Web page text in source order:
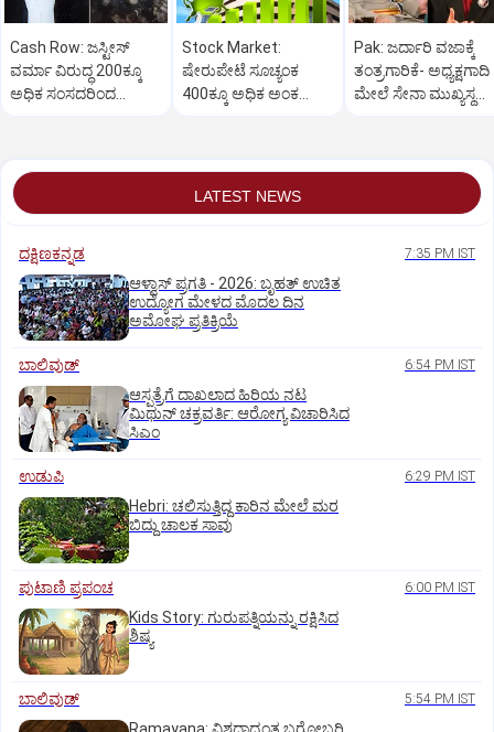
Cash Row: ಜಸ್ಟೀಸ್‌
ವರ್ಮಾ ವಿರುದ್ಧ 200ಕ್ಕೂ
ಅಧಿಕ ಸಂಸದರಿಂದ
Stock Market:
ಷೇರುಪೇಟೆ ಸೂಚ್ಯಂಕ
400ಕ್ಕೂ ಅಧಿಕ ಅಂಕ
Pak: ಜರ್ದಾರಿ ವಜಾಕ್ಕೆ
ತಂತ್ರಗಾರಿಕೆ- ಅಧ್ಯಕ್ಷಗಾದಿ
ಮೇಲೆ ಸೇನಾ ಮುಖ್ಯಸ್ಥ
LATEST NEWS
ದಕ್ಷಿಣಕನ್ನಡ 7:35 PM IST
ಆಳ್ವಾಸ್‌ ಪ್ರಗತಿ - 2026: ಬೃಹತ್ ಉಚಿತ
ಉದ್ಯೋಗ ಮೇಳದ ಮೊದಲ ದಿನ
ಅಮೋಘ ಪ್ರತಿಕ್ರಿಯೆ
ಬಾಲಿವುಡ್‌ 6:54 PM IST
ಆಸ್ಪತ್ರೆಗೆ ದಾಖಲಾದ ಹಿರಿಯ ನಟ
ಮಿಥುನ್ ಚಕ್ರವರ್ತಿ: ಆರೋಗ್ಯ ವಿಚಾರಿಸಿದ
ಸಿಎಂ
ಉಡುಪಿ 6:29 PM IST
Hebri: ಚಲಿಸುತ್ತಿದ್ದ ಕಾರಿನ ಮೇಲೆ ಮರ
ಬಿದ್ದು ಚಾಲಕ ಸಾವು
ಪುಟಾಣಿ ಪ್ರಪಂಚ 6:00 PM IST
Kids Story: ಗುರುಪತ್ನಿಯನ್ನು ರಕ್ಷಿಸಿದ
ಶಿಷ್ಯ
ಬಾಲಿವುಡ್‌ 5:54 PM IST